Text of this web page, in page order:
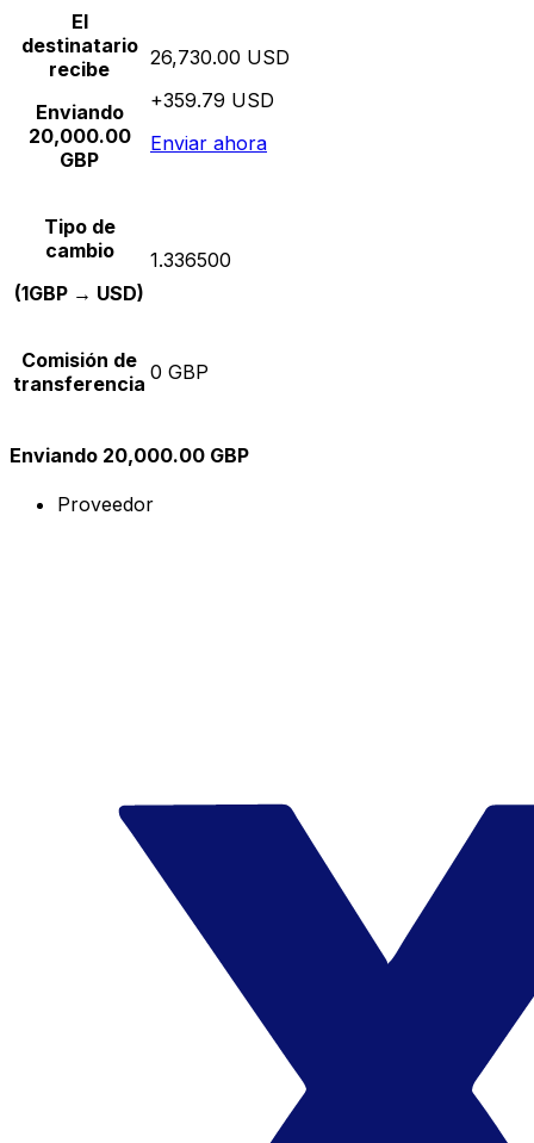
El
destinatario
recibe
Enviando
20,000.00
GBP
26,730.00 USD
+359.79 USD
Enviar ahora
Tipo de
cambio
(1GBP → USD)
1.336500
Comisión de
transferencia 0 GBP
Enviando 20,000.00 GBP
Proveedor